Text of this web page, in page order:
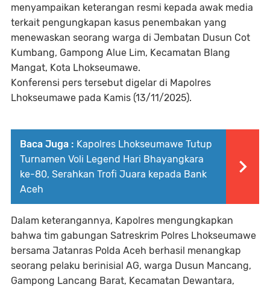
menyampaikan keterangan resmi kepada awak media
terkait pengungkapan kasus penembakan yang
menewaskan seorang warga di Jembatan Dusun Cot
Kumbang, Gampong Alue Lim, Kecamatan Blang
Mangat, Kota Lhokseumawe.
Konferensi pers tersebut digelar di Mapolres
Lhokseumawe pada Kamis (13/11/2025).
Baca Juga : Kapolres Lhokseumawe Tutup
Turnamen Voli Legend Hari Bhayangkara
ke-80, Serahkan Trofi Juara kepada Bank
Aceh
Dalam keterangannya, Kapolres mengungkapkan
bahwa tim gabungan Satreskrim Polres Lhokseumawe
bersama Jatanras Polda Aceh berhasil menangkap
seorang pelaku berinisial AG, warga Dusun Mancang,
Gampong Lancang Barat, Kecamatan Dewantara,